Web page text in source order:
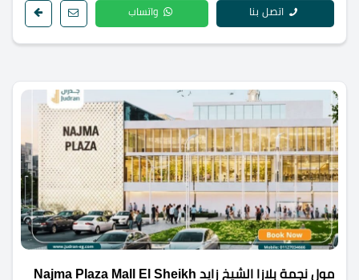
اتصل بنا واتساب
مول نجمة بلازا الشيخ زايد Najma Plaza Mall El Sheikh